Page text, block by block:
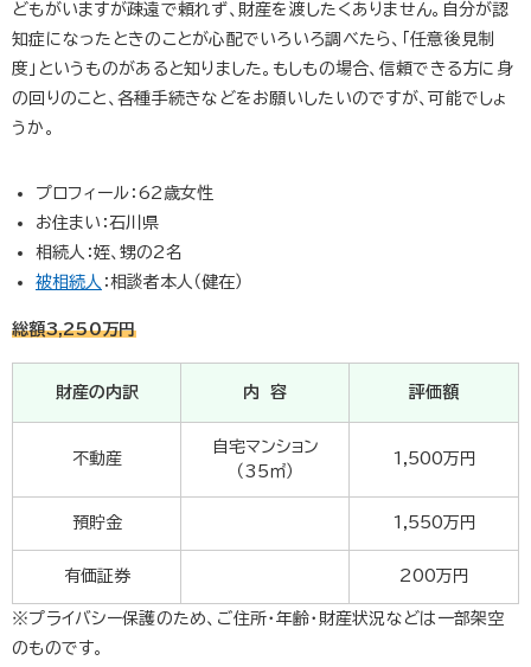
どもがいますが疎遠で頼れず、財産を渡したくありません。自分が認
知症になったときのことが心配でいろいろ調べたら、「任意後見制
度」というものがあると知りました。もしもの場合、信頼できる方に身
の回りのこと、各種手続きなどをお願いしたいのですが、可能でしょ
うか。
プロフィール：62歳女性
お住まい：石川県
相続人：姪、甥の2名
被相続人 ：相談者本人（健在）
総額3,250万円
財産の内訳 内 容 評価額
不動産
自宅マンション
（35㎡）
1,500万円
預貯金 1,550万円
有価証券 200万円
※プライバシー保護のため、ご住所・年齢・財産状況などは一部架空
のものです。